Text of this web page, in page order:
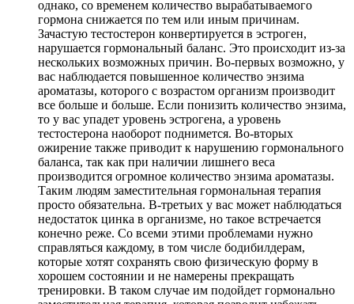
однако, со временем количество вырабатываемого
гормона снижается по тем или иным причинам.
Зачастую тестостерон конвертируется в эстроген,
нарушается гормональный баланс. Это происходит из-за
нескольких возможных причин. Во-первых возможно, у
вас наблюдается повышенное количество энзима
ароматазы, которого с возрастом организм производит
все больше и больше. Если понизить количество энзима,
то у вас упадет уровень эстрогена, а уровень
тестостерона наоборот поднимется. Во-вторых
ожирение также приводит к нарушению гормонального
баланса, так как при наличии лишнего веса
производится огромное количество энзима ароматазы.
Таким людям заместительная гормональная терапия
просто обязательна. В-третьих у вас может наблюдаться
недостаток цинка в организме, но такое встречается
конечно реже. Со всеми этими проблемами нужно
справляться каждому, в том числе бодибилдерам,
которые хотят сохранять свою физическую форму в
хорошем состоянии и не намерены прекращать
тренировки. В таком случае им подойдет гормонально